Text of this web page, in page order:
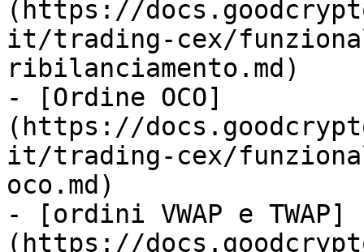
(https://
it/trading-cex/
ribilanciamento.md)
- [Ordine OCO]
(https://
it/trading-cex/
oco.md)
- [ordini VWAP e TWAP]
(https://